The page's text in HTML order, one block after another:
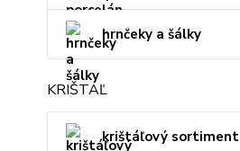
hrnčeky a šálky
KRIŠTÁĽ
krištáľový sortiment